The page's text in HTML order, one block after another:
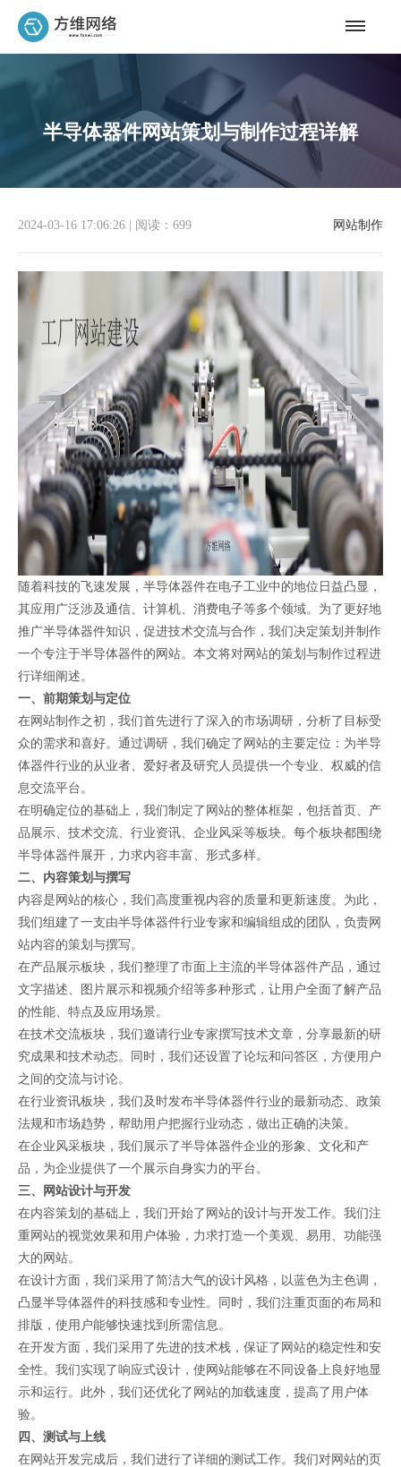
半导体器件网站策划与制作过程详解
网站制作
2024-03-16 17:06:26 阅读：699
随着科技的飞速发展，半导体器件在电子工业中的地位日益凸显，
其应用广泛涉及通信、计算机、消费电子等多个领域。为了更好地
推广半导体器件知识，促进技术交流与合作，我们决定策划并制作
一个专注于半导体器件的网站。本文将对网站的策划与制作过程进
行详细阐述。
一、前期策划与定位
在网站制作之初，我们首先进行了深入的市场调研，分析了目标受
众的需求和喜好。通过调研，我们确定了网站的主要定位：为半导
体器件行业的从业者、爱好者及研究人员提供一个专业、权威的信
息交流平台。
在明确定位的基础上，我们制定了网站的整体框架，包括首页、产
品展示、技术交流、行业资讯、企业风采等板块。每个板块都围绕
半导体器件展开，力求内容丰富、形式多样。
二、内容策划与撰写
内容是网站的核心，我们高度重视内容的质量和更新速度。为此，
我们组建了一支由半导体器件行业专家和编辑组成的团队，负责网
站内容的策划与撰写。
在产品展示板块，我们整理了市面上主流的半导体器件产品，通过
文字描述、图片展示和视频介绍等多种形式，让用户全面了解产品
的性能、特点及应用场景。
在技术交流板块，我们邀请行业专家撰写技术文章，分享最新的研
究成果和技术动态。同时，我们还设置了论坛和问答区，方便用户
之间的交流与讨论。
在行业资讯板块，我们及时发布半导体器件行业的最新动态、政策
法规和市场趋势，帮助用户把握行业动态，做出正确的决策。
在企业风采板块，我们展示了半导体器件企业的形象、文化和产
品，为企业提供了一个展示自身实力的平台。
三、网站设计与开发
在内容策划的基础上，我们开始了网站的设计与开发工作。我们注
重网站的视觉效果和用户体验，力求打造一个美观、易用、功能强
大的网站。
在设计方面，我们采用了简洁大气的设计风格，以蓝色为主色调，
凸显半导体器件的科技感和专业性。同时，我们注重页面的布局和
排版，使用户能够快速找到所需信息。
在开发方面，我们采用了先进的技术栈，保证了网站的稳定性和安
全性。我们实现了响应式设计，使网站能够在不同设备上良好地显
示和运行。此外，我们还优化了网站的加载速度，提高了用户体
验。
四、测试与上线
在网站开发完成后，我们进行了详细的测试工作。我们对网站的页